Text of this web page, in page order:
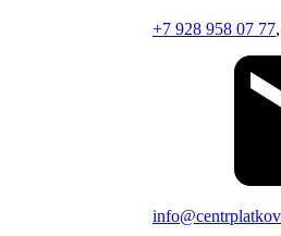
+7 928 958 07 77,